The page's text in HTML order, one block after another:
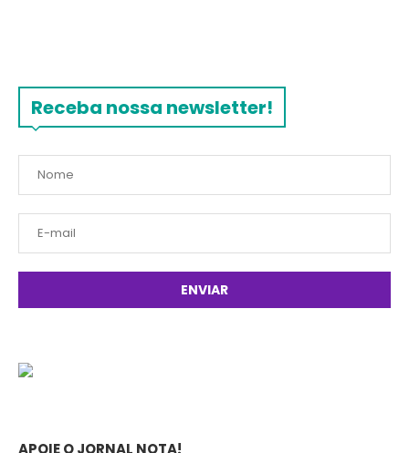
Receba nossa newsletter!
APOIE O JORNAL NOTA!